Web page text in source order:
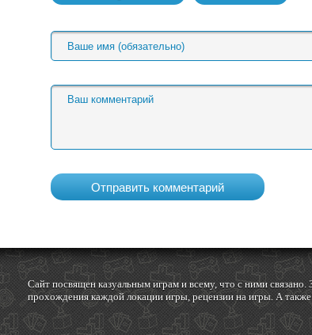
Cайт посвящен казуальным играм и всему, что с ними
прохождения каждой локации игры, рецензии на игры. А